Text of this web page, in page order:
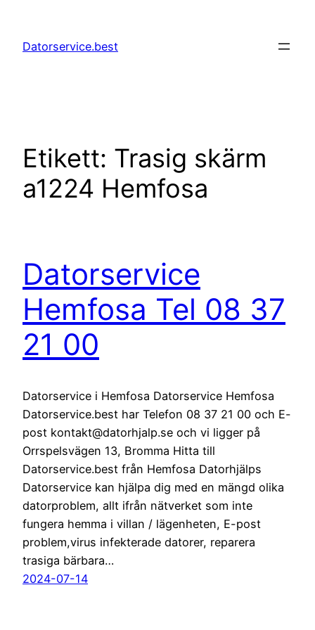
innehåll
Datorservice.best
Etikett: Trasig skärm
a1224 Hemfosa
Datorservice
Hemfosa Tel 08 37
21 00
Datorservice i Hemfosa Datorservice Hemfosa
Datorservice.best har Telefon 08 37 21 00 och E-
post kontakt@datorhjalp.se och vi ligger på
Orrspelsvägen 13, Bromma Hitta till
Datorservice.best från Hemfosa Datorhjälps
Datorservice kan hjälpa dig med en mängd olika
datorproblem, allt ifrån nätverket som inte
fungera hemma i villan / lägenheten, E-post
problem,virus infekterade datorer, reparera
trasiga bärbara…
2024-07-14